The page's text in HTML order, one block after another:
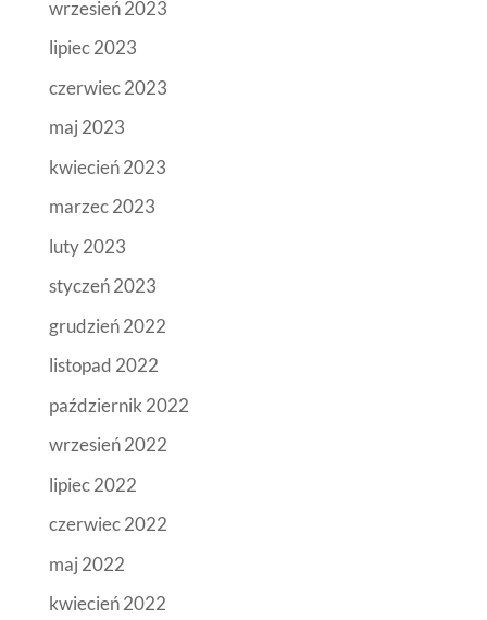
wrzesień 2023
lipiec 2023
czerwiec 2023
maj 2023
kwiecień 2023
marzec 2023
luty 2023
styczeń 2023
grudzień 2022
listopad 2022
październik 2022
wrzesień 2022
lipiec 2022
czerwiec 2022
maj 2022
kwiecień 2022